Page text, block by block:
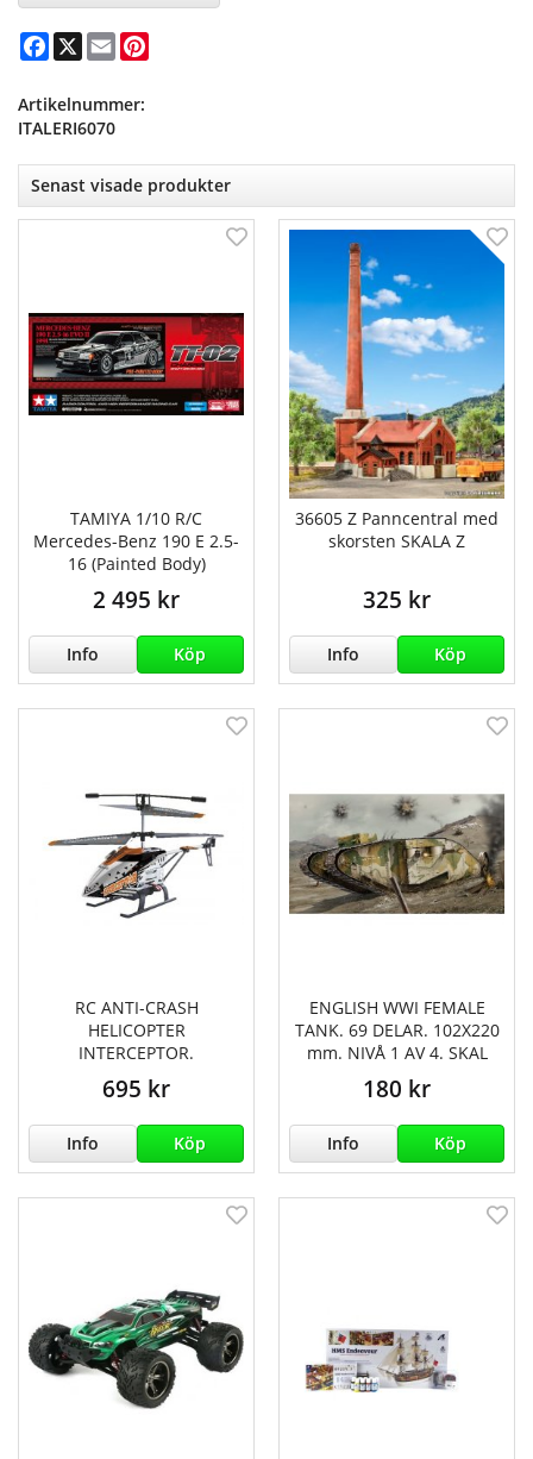
Facebook
X Email
Artikelnummer:
ITALERI6070
Senast visade produkter
TAMIYA 1/10 R/C
Mercedes-Benz 190 E 2.5-
16 (Painted Body)
2 495 kr
Info Köp
36605 Z Panncentral med
skorsten SKALA Z
325 kr
Info Köp
RC ANTI-CRASH
HELICOPTER
INTERCEPTOR.
695 kr
Info Köp
ENGLISH WWI FEMALE
TANK. 69 DELAR. 102X220
mm. NIVÅ 1 AV 4. SKAL
180 kr
Info Köp